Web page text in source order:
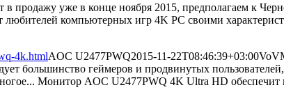
продажу уже в конце ноября 2015, предполагаем к
компьютерных игр 4K PC своими
4k.htmlAOC U2477PWQ2015-11-22T08:46:39+03:00VoV
большинство геймеров и продвинутых
Монитор AOC U2477PWQ 4K Ultra HD обеспечит